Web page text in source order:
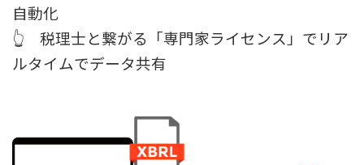
自動化
👆 税理士と繋がる「専門家ライセンス」でリア
ルタイムでデータ共有